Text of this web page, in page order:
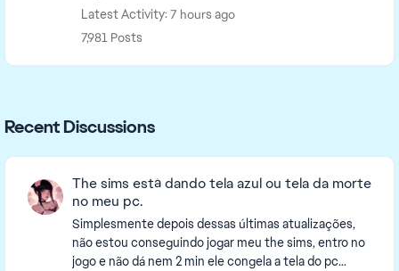
Latest Activity: 7 hours ago
7,981 Posts
Recent Discussions
The sims está dando tela azul ou tela da morte
no meu pc.
Simplesmente depois dessas últimas atualizações,
não estou conseguindo jogar meu the sims, entro no
jogo e não dá nem 2 min ele congela a tela do pc